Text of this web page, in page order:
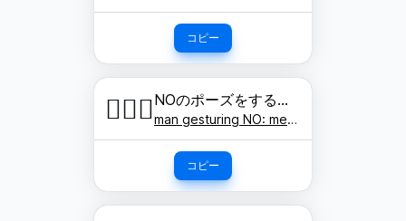
コピー
🙅🏽‍♂️ NOのポーズをする男性: 肌色
man gesturing NO: medium skin tone
コピー